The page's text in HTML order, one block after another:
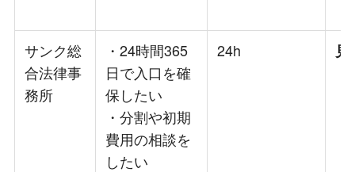
サンク総
合法律事
務所
・24時間365
日で入口を確
保したい
・分割や初期
費用の相談を
したい
24h